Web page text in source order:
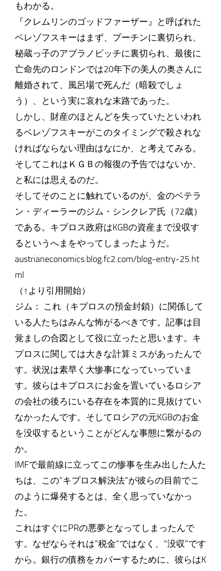
もわかる。
『クレムリンのゴッドファーザー』と呼ばれた
ベレゾフスキーはまず、プーチンに裏切られ、
秘蔵っ子のアブラノビッチに裏切られ、最後に
亡命先のロンドンでは20年下の美人の奥さんに
離婚されて、風呂場で死んだ（暗殺でしょ
う）、という実に哀れな末路であった。
しかし、財産のほとんどを失っていたといわれ
るベレゾフスキーがこのタイミングで殺されな
ければならない理由はなにか、と考えてみる。
そしてこれはＫＧＢの報復の予告ではないか、
と私には思えるのだ。
そしてそのことに触れているのが、金のベテラ
ン・ディーラーのジム・シンクレア氏（72歳）
である。キプロス政府はKGBの資産まで没収す
るというへまをやってしまったようだ。
austrianeconomics.blog.fc2.com/blog-entry-25.ht
ml
（↑より引用開始）
ジム： これ（キプロスの預金封鎖）に関係して
いる人たちはみんな怖がるべきです。記事は目
覚ましの合図として役に立ったと思います。キ
プロスに関しては大きな計算ミスがあったんで
す。状況は素早く大惨事になっていっていま
す。彼らはキプロスにお金を置いているロシア
の会社の後ろにいる存在を本質的に見抜けてい
なかったんです。そしてロシアの元KGBのお金
を没収するということがどんな事態に繋がるの
か。
IMFで最前線に立ってこの惨事を生み出した人た
ちは、この”キプロス解決法”が彼らの目前でこ
のように爆発するとは、全く思っていなかっ
た。
これはすぐにPRの悪夢となってしまったんで
す。なぜならそれは”税金”ではなく、”没収”です
から。銀行の債務をカバーするために、彼らはK